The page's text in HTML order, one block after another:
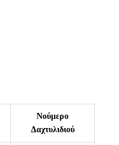
Νούμερο
Δαχτυλιδιού